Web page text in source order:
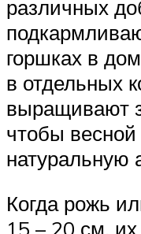
различных
горшках в
в отдельных
выращивают
чтобы весной
натуральную
Когда рожь
15 – 20 см,